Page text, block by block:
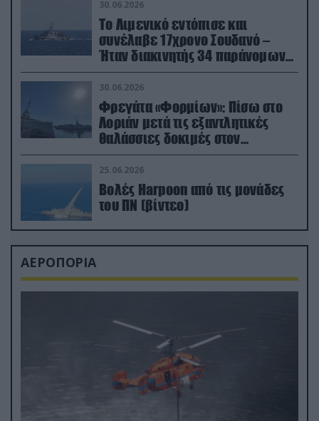
30.06.2026
Το Λιμενικό εντόπισε και
συνέλαβε 17χρονο Σουδανό –
Ήταν διακινητής 34 παράνομων
μεταναστών
30.06.2026
Φρεγάτα «Φορμίων»: Πίσω στο
Λοριάν μετά τις εξαντλητικές
θαλάσσιες δοκιμές στον
απαιτητικό Βισκαϊκό
25.06.2026
Βολές Harpoon από τις μονάδες
του ΠΝ (βίντεο)
ΑΕΡΟΠΟΡΙΑ